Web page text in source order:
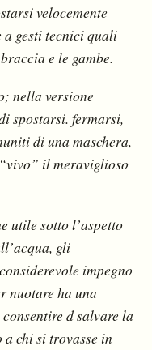
velocemente
gesti tecnici quali
e le gambe.
nella versione
spostarsi. fermarsi,
di una maschera,
il meraviglioso
utile sotto l’aspetto
gli
impegno
nuotare ha una
d salvare la
chi si trovasse in